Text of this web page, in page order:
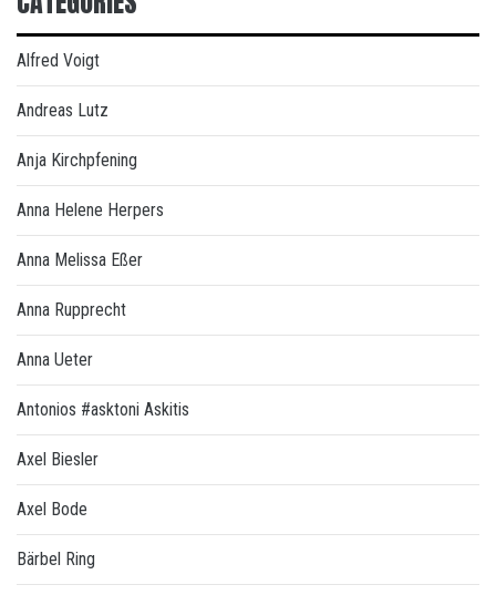
Alfred Voigt
Andreas Lutz
Anja Kirchpfening
Anna Helene Herpers
Anna Melissa Eßer
Anna Rupprecht
Anna Ueter
Antonios #asktoni Askitis
Axel Biesler
Axel Bode
Bärbel Ring